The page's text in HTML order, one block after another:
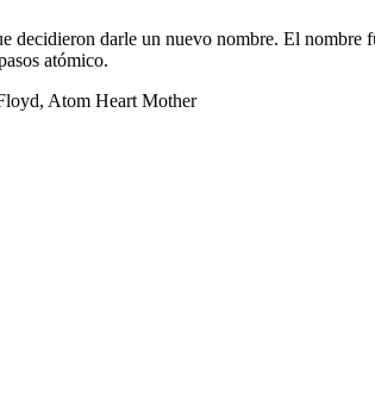
decidieron darle un nuevo nombre. El nombre
atómico.
Atom Heart Mother